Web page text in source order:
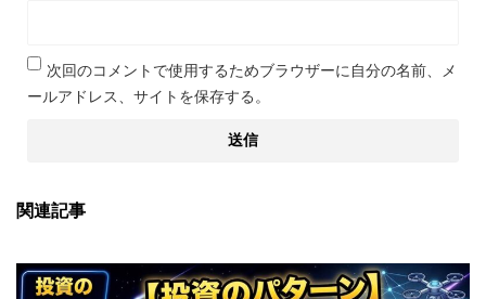
次回のコメントで使用するためブラウザーに自分の名前、メ
ールアドレス、サイトを保存する。
関連記事